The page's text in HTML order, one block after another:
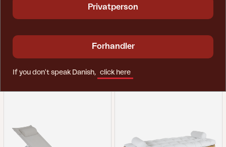
Solseng
Filtrer
Privatperson
Forhandler
If you don't speak Danish, click here